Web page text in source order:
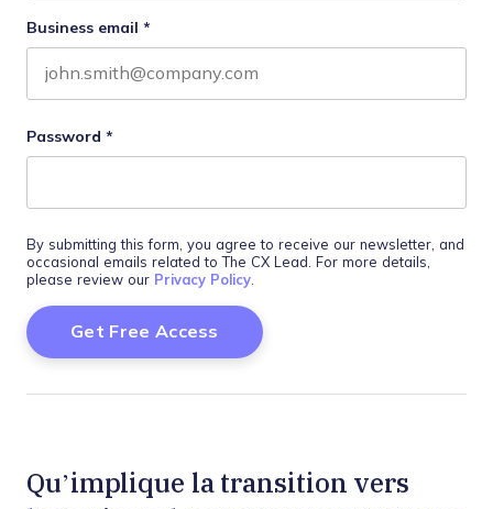
Business email *
Password *
By submitting this form, you agree to receive our newsletter, and
occasional emails related to The CX Lead. For more details,
please review our Privacy Policy.
Qu’implique la transition vers